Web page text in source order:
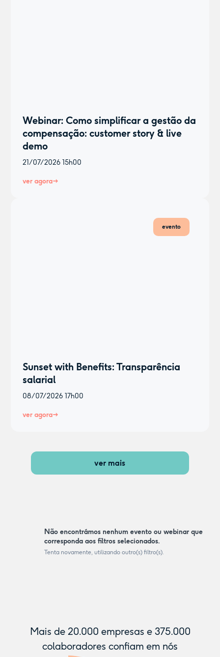
Webinar: Como simplificar a gestão da
compensação: customer story & live
demo
21/07/202615h00
ver agora
evento
Sunset with Benefits: Transparência
salarial
08/07/202617h00
ver agora
ver mais
Não encontrámos nenhum evento ou webinar que
corresponda aos filtros selecionados.
Tenta novamente, utilizando outro(s) filtro(s).
Mais de 20.000 empresas e 375.000
colaboradores confiam em nós